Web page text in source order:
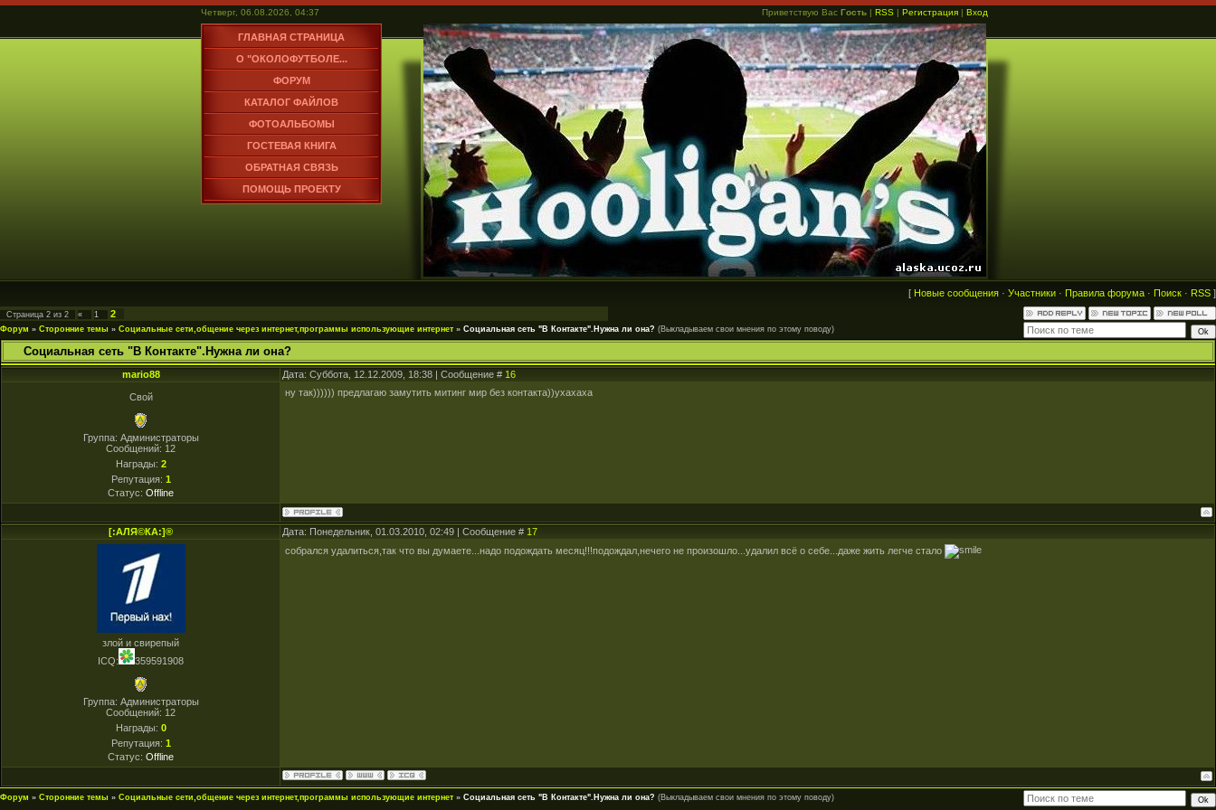
Четверг, 06.08.2026, 04:37 Приветствую Вас Гость | RSS | Регистрация | Вход
ГЛАВНАЯ СТРАНИЦА
О "ОКОЛОФУТБОЛЕ...
ФОРУМ
КАТАЛОГ ФАЙЛОВ
ФОТОАЛЬБОМЫ
ГОСТЕВАЯ КНИГА
ОБРАТНАЯ СВЯЗЬ
ПОМОЩЬ ПРОЕКТУ
...
[ Новые сообщения · Участники · Правила форума · Поиск · RSS ]
Страница 2 из 2 « 1 2
Форум » Сторонние темы » Социальные сети,общение через интернет,программы использующие интернет » Социальная сеть "В Контакте".Нужна ли она? (Выкладываем свои мнения по этому поводу)
Социальная сеть "В Контакте".Нужна ли она?
mario88 Дата: Суббота, 12.12.2009, 18:38 | Сообщение # 16
Свой
Группа: Администраторы
Сообщений: 12
Награды: 2
Репутация: 1
Статус: Offline
ну так)))))) предлагаю замутить митинг мир без контакта))ухахаха
[:АЛЯ©КА:]® Дата: Понедельник, 01.03.2010, 02:49 | Сообщение # 17
злой и свирепый
ICQ:
359591908
Группа: Администраторы
Сообщений: 12
Награды: 0
Репутация: 1
Статус: Offline
собрался удалиться,так что вы думаете...надо подождать месяц!!!подождал,нечего не произошло...удалил всё о себе...даже жить легче стало
Форум » Сторонние темы » Социальные сети,общение через интернет,программы использующие интернет » Социальная сеть "В Контакте".Нужна ли она? (Выкладываем свои мнения по этому поводу)